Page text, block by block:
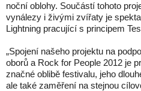
noční oblohy. Součástí tohoto
vynálezy i živými zvířaty je
Lightning pracující s principem
„Spojení našeho projektu na
oborů a Rock for People 2012 je
značné oblibě festivalu, jeho
ale také zaměření na stejnou